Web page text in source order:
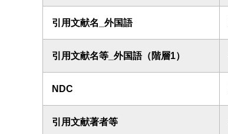
引用文献名_外国語
引用文献名等_外国語（階層1）
NDC
引用文献著者等